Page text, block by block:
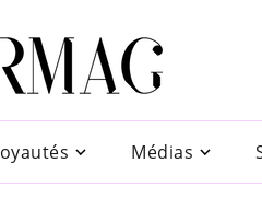
Médias